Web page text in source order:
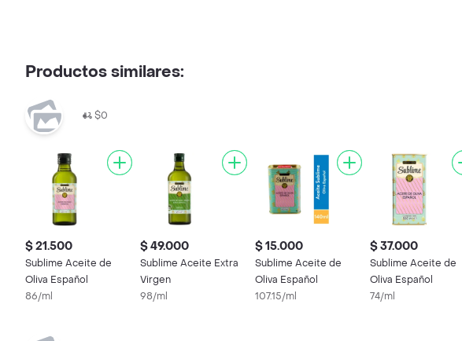
Productos similares:
$0
$ 21.500
Sublime Aceite de
Oliva Español
86/ml
$ 49.000
Sublime Aceite Extra
Virgen
98/ml
$ 15.000
Sublime Aceite de
Oliva Español
107.15/ml
$ 37.000
Sublime Aceite de
Oliva Español
74/ml